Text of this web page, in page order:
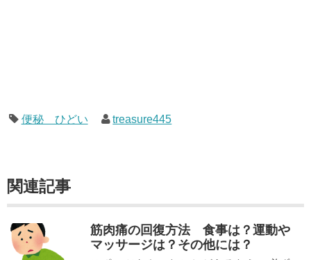
便秘 ひどい treasure445
関連記事
筋肉痛の回復方法 食事は？運動や
マッサージは？その他には？